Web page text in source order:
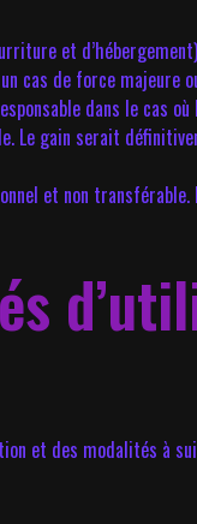
et
cas de force majeure
dans le cas
Le gain serait
et non transférable.
et des modalités à